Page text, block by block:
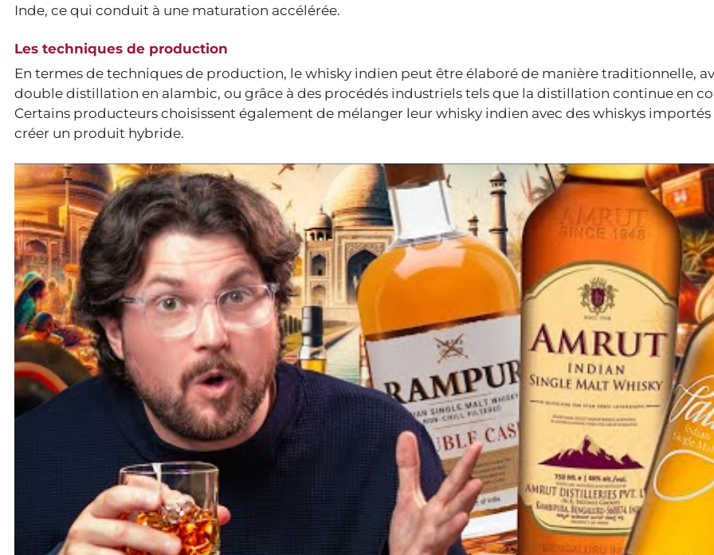
Inde, ce qui conduit à une maturation accélérée.
Les techniques de production
En termes de techniques de production, le whisky indien peut être élaboré de manière traditionnelle,
double distillation en alambic, ou grâce à des procédés industriels tels que la distillation continue en
Certains producteurs choisissent également de mélanger leur whisky indien avec des whiskys
créer un produit hybride.